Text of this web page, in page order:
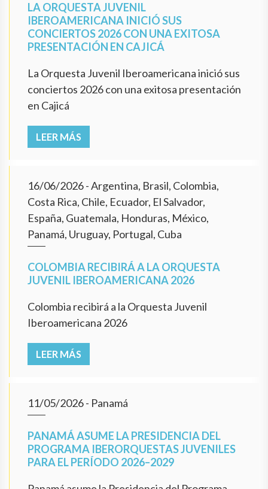
LA ORQUESTA JUVENIL
IBEROAMERICANA INICIÓ SUS
CONCIERTOS 2026 CON UNA EXITOSA
PRESENTACIÓN EN CAJICÁ
La Orquesta Juvenil Iberoamericana inició sus
conciertos 2026 con una exitosa presentación
en Cajicá
LEER MÁS
16/06/2026- Argentina, Brasil, Colombia,
Costa Rica, Chile, Ecuador, El Salvador,
España, Guatemala, Honduras, México,
Panamá, Uruguay, Portugal, Cuba
COLOMBIA RECIBIRÁ A LA ORQUESTA
JUVENIL IBEROAMERICANA 2026
Colombia recibirá a la Orquesta Juvenil
Iberoamericana 2026
LEER MÁS
11/05/2026- Panamá
PANAMÁ ASUME LA PRESIDENCIA DEL
PROGRAMA IBERORQUESTAS JUVENILES
PARA EL PERÍODO 2026–2029